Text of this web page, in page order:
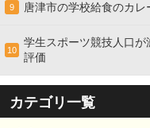
9 唐津市の学校給食のカ
10
学生スポーツ競技人口
評価
カテゴリ一覧